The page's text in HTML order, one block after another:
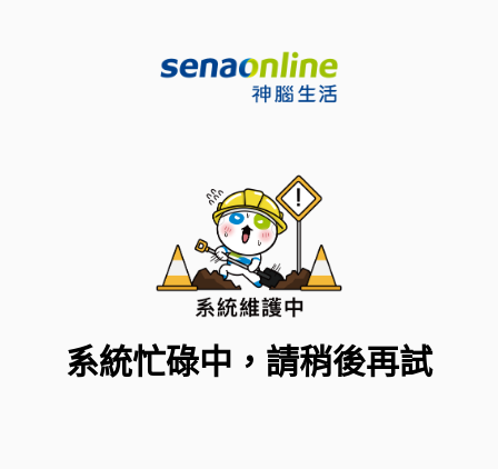
系統忙碌中，請稍後再試